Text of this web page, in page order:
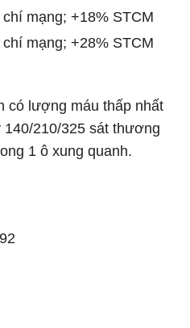
mạng; +18% STCM
mạng; +28% STCM
có lượng máu thấp nhất
210/325 sát thương
1 ô xung quanh.